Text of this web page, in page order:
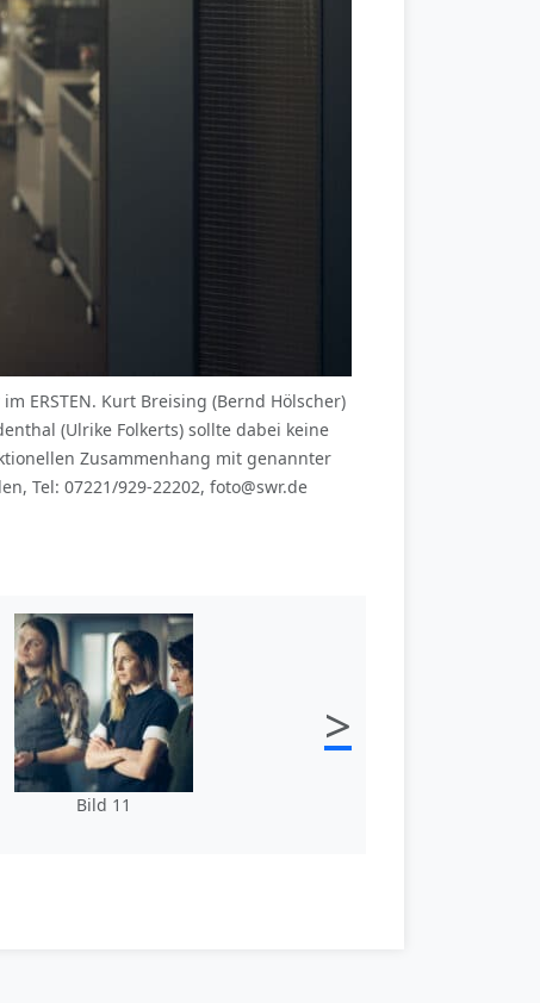
ERSTEN. Kurt Breising (Bernd Hölscher)
(Ulrike Folkerts) sollte dabei keine
Zusammenhang mit genannter
Tel: 07221/929-22202, foto@swr.de
Bild 11
>